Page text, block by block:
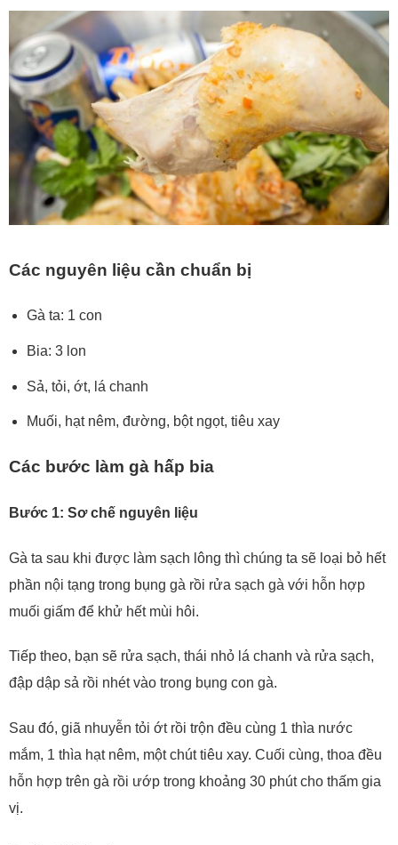
Các nguyên liệu cần chuẩn bị
Gà ta: 1 con
Bia: 3 lon
Sả, tỏi, ớt, lá chanh
Muối, hạt nêm, đường, bột ngọt, tiêu xay
Các bước làm gà hấp bia
Bước 1: Sơ chế nguyên liệu
Gà ta sau khi được làm sạch lông thì chúng ta sẽ loại bỏ hết
phần nội tạng trong bụng gà rồi rửa sạch gà với hỗn hợp
muối giấm để khử hết mùi hôi.
Tiếp theo, bạn sẽ rửa sạch, thái nhỏ lá chanh và rửa sạch,
đập dập sả rồi nhét vào trong bụng con gà.
Sau đó, giã nhuyễn tỏi ớt rồi trộn đều cùng 1 thìa nước
mắm, 1 thìa hạt nêm, một chút tiêu xay. Cuối cùng, thoa đều
hỗn hợp trên gà rồi ướp trong khoảng 30 phút cho thấm gia
vị.